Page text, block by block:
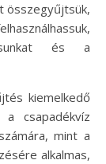
összegyűjtsük,
és a
kiemelkedő
csapadékvíz
mint a
alkalmas,